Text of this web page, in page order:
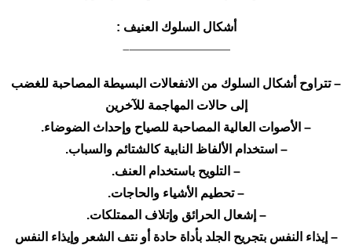
أشكال السلوك العنيف :
————————–
– تتراوح أشكال السلوك من الانفعالات البسيطة المصاحبة للغضب
إلى حالات المهاجمة للآخرين
– الأصوات العالية المصاحبة للصياح وإحداث الضوضاء.
– استخدام الألفاظ النابية كالشتائم والسباب.
– التلويح باستخدام العنف.
– تحطيم الأشياء والحاجات.
– إشعال الحرائق وإتلاف الممتلكات.
– إيذاء النفس بتجريح الجلد بأداة حادة أو نتف الشعر وإيذاء النفس